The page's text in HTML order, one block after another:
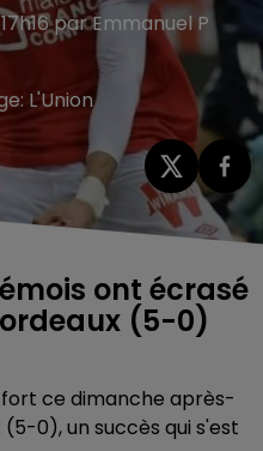
par Emmanuel P
L'Union
ont écrasé
(5-0)
fort ce dimanche après-
0), un succès qui s'est